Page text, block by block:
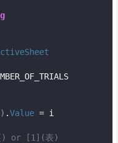
) .Value = i
) or [1](表)